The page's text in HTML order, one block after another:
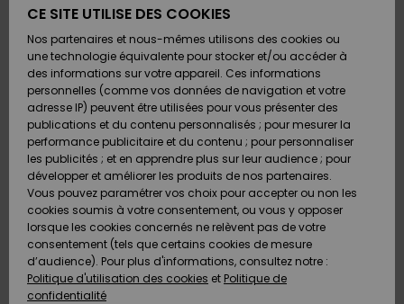
Chaussures
& Tongs
Surf
Snow
Nouveautés
Chaussures
& Tongs
Surf
Snow
Nouveautés
FEMME
A
Découvrir
Snow
SURF
Enfant
Highlights
Communauté
SNOW
Snow
Shop
Enfant
Snow
Shop
Femme
A
Découvrir
Communauté
VENTE
FLASH
Enfant
Outlet
Femme
Préférences
Langue Et
Région
Retours
Paiement
Carte
Cadeau
Quiksilver
Freedom
Protection
des données
CE SITE UTILISE DES COOKIES
Nos partenaires et nous-mêmes utilisons des cookies ou
une technologie équivalente pour stocker et/ou accéder à
des informations sur votre appareil. Ces informations
personnelles (comme vos données de navigation et votre
adresse IP) peuvent être utilisées pour vous présenter des
publications et du contenu personnalisés ; pour mesurer la
performance publicitaire et du contenu ; pour personnaliser
les publicités ; et en apprendre plus sur leur audience ; pour
développer et améliorer les produits de nos partenaires.
Vous pouvez paramétrer vos choix pour accepter ou non les
cookies soumis à votre consentement, ou vous y opposer
lorsque les cookies concernés ne relèvent pas de votre
consentement (tels que certains cookies de mesure
d’audience). Pour plus d'informations, consultez notre :
Politique d'utilisation des cookies et Politique de
confidentialité